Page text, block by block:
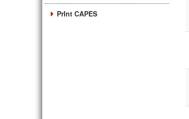
PrInt CAPES